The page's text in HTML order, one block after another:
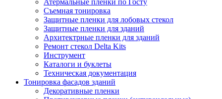
Атермальные пленки по Госту
Съемная тонировка
Защитные пленки для лобовых стекол
Защитные пленки для зданий
Архитектрные пленки для зданий
Ремонт стекол Delta Kits
Инструмент
Каталоги и буклеты
Техническая документация
Тонировка фасадов зданий
Декоративные пленки